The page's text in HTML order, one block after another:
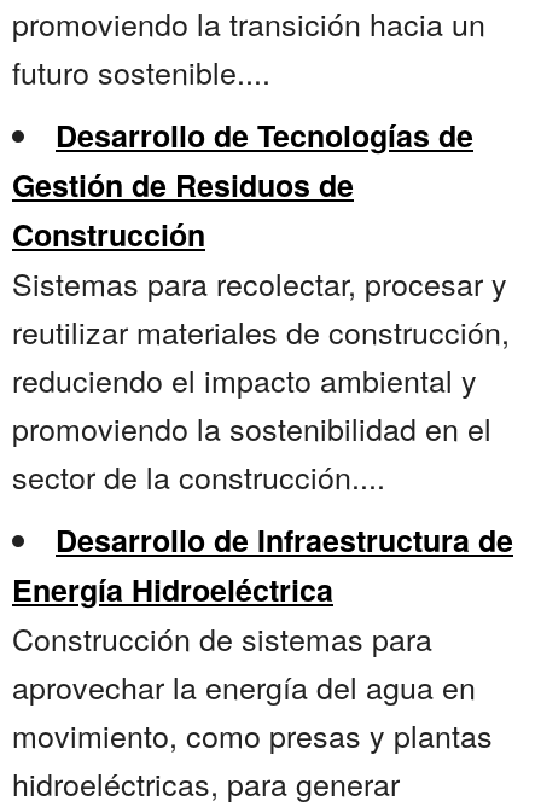
promoviendo la transición hacia un
futuro sostenible....
Desarrollo de Tecnologías de
Gestión de Residuos de
Construcción
Sistemas para recolectar, procesar y
reutilizar materiales de construcción,
reduciendo el impacto ambiental y
promoviendo la sostenibilidad en el
sector de la construcción....
Desarrollo de Infraestructura de
Energía Hidroeléctrica
Construcción de sistemas para
aprovechar la energía del agua en
movimiento, como presas y plantas
hidroeléctricas, para generar